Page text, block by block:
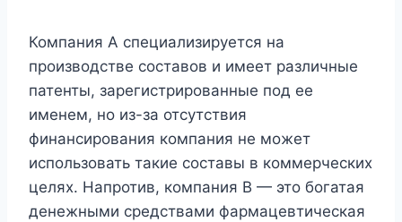
Компания А специализируется на
производстве составов и имеет различные
патенты, зарегистрированные под ее
именем, но из-за отсутствия
финансирования компания не может
использовать такие составы в коммерческих
целях. Напротив, компания B — это богатая
денежными средствами фармацевтическая